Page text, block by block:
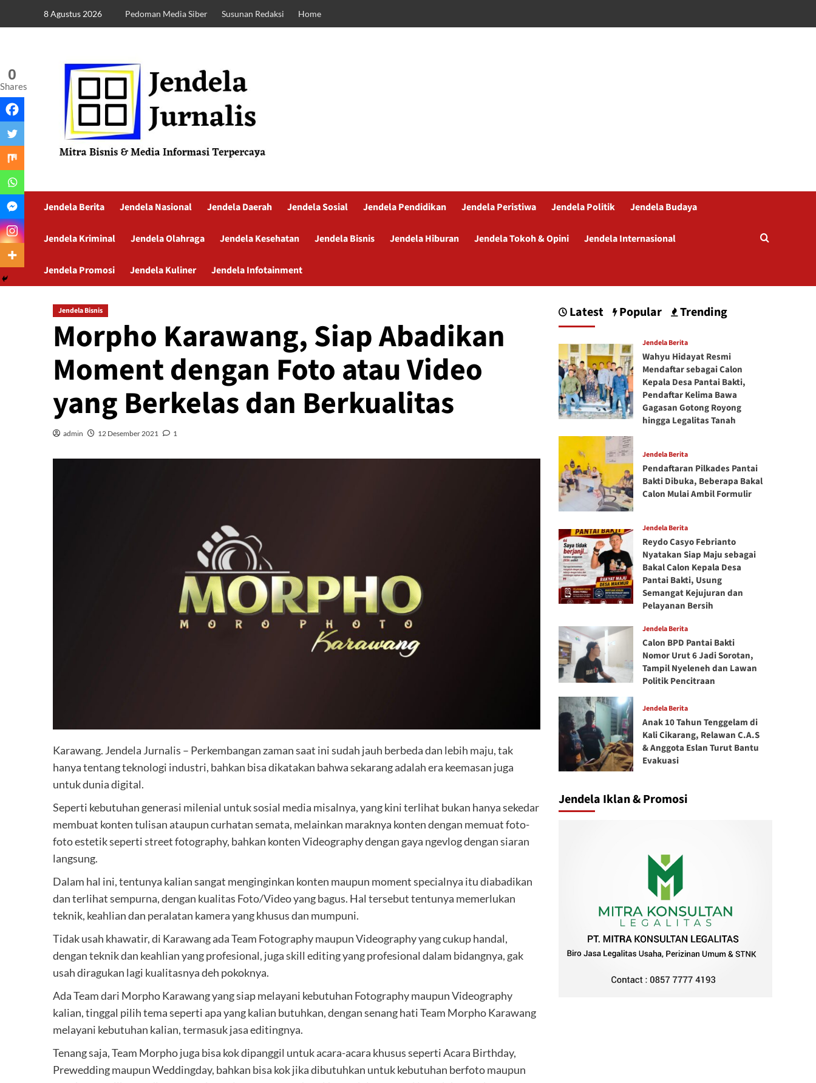
8 Agustus 2026 Pedoman Media Siber Susunan Redaksi Home
Jendela Berita Jendela Nasional Jendela Daerah Jendela Sosial Jendela Pendidikan Jendela Peristiwa Jendela Politik Jendela Budaya
Jendela Kriminal Jendela Olahraga Jendela Kesehatan Jendela Bisnis Jendela Hiburan Jendela Tokoh & Opini Jendela Internasional
Jendela Promosi Jendela Kuliner Jendela Infotainment
Jendela Bisnis
Morpho Karawang, Siap Abadikan
Moment dengan Foto atau Video
yang Berkelas dan Berkualitas
admin 12 Desember 2021 1
Karawang. Jendela Jurnalis – Perkembangan zaman saat ini sudah jauh berbeda dan lebih maju, tak
hanya tentang teknologi industri, bahkan bisa dikatakan bahwa sekarang adalah era keemasan juga
untuk dunia digital.
Seperti kebutuhan generasi milenial untuk sosial media misalnya, yang kini terlihat bukan hanya sekedar
membuat konten tulisan ataupun curhatan semata, melainkan maraknya konten dengan memuat foto-
foto estetik seperti street fotography, bahkan konten Videography dengan gaya ngevlog dengan siaran
langsung.
Dalam hal ini, tentunya kalian sangat menginginkan konten maupun moment specialnya itu diabadikan
dan terlihat sempurna, dengan kualitas Foto/Video yang bagus. Hal tersebut tentunya memerlukan
teknik, keahlian dan peralatan kamera yang khusus dan mumpuni.
Tidak usah khawatir, di Karawang ada Team Fotography maupun Videography yang cukup handal,
dengan teknik dan keahlian yang profesional, juga skill editing yang profesional dalam bidangnya, gak
usah diragukan lagi kualitasnya deh pokoknya.
Ada Team dari Morpho Karawang yang siap melayani kebutuhan Fotography maupun Videography
kalian, tinggal pilih tema seperti apa yang kalian butuhkan, dengan senang hati Team Morpho Karawang
melayani kebutuhan kalian, termasuk jasa editingnya.
Tenang saja, Team Morpho juga bisa kok dipanggil untuk acara-acara khusus seperti Acara Birthday,
Prewedding maupun Weddingday, bahkan bisa kok jika dibutuhkan untuk kebutuhan berfoto maupun
0
Shares
Latest Popular Trending
Jendela Berita
Wahyu Hidayat Resmi
Mendaftar sebagai Calon
Kepala Desa Pantai Bakti,
Pendaftar Kelima Bawa
Gagasan Gotong Royong
hingga Legalitas Tanah
Jendela Berita
Pendaftaran Pilkades Pantai
Bakti Dibuka, Beberapa Bakal
Calon Mulai Ambil Formulir
Jendela Berita
Reydo Casyo Febrianto
Nyatakan Siap Maju sebagai
Bakal Calon Kepala Desa
Pantai Bakti, Usung
Semangat Kejujuran dan
Pelayanan Bersih
Jendela Berita
Calon BPD Pantai Bakti
Nomor Urut 6 Jadi Sorotan,
Tampil Nyeleneh dan Lawan
Politik Pencitraan
Jendela Berita
Anak 10 Tahun Tenggelam di
Kali Cikarang, Relawan C.A.S
& Anggota Eslan Turut Bantu
Evakuasi
Jendela Iklan & Promosi